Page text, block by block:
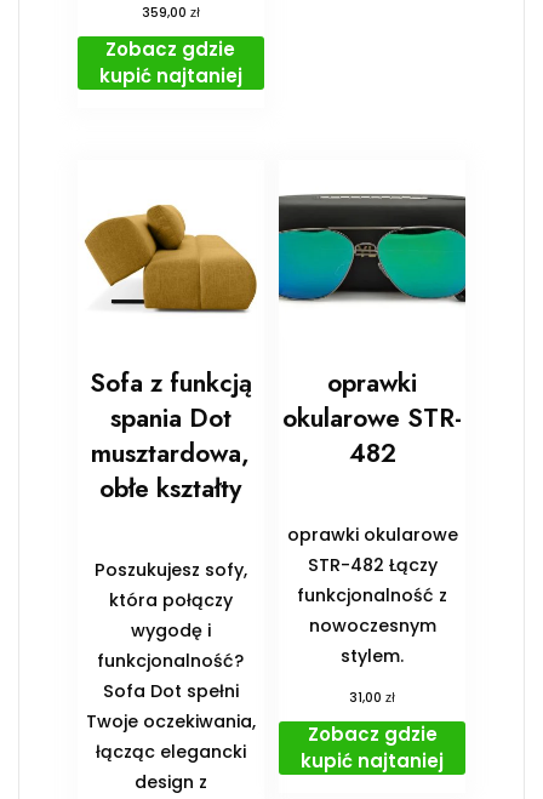
359,00 zł
Zobacz gdzie
kupić najtaniej
Sofa z funkcją
spania Dot
musztardowa,
obłe kształty
Poszukujesz sofy,
która połączy
wygodę i
funkcjonalność?
Sofa Dot spełni
Twoje oczekiwania,
łącząc elegancki
design z
oprawki
okularowe STR-
482
oprawki okularowe
STR-482 Łączy
funkcjonalność z
nowoczesnym
stylem.
31,00zł
Zobacz gdzie
kupić najtaniej